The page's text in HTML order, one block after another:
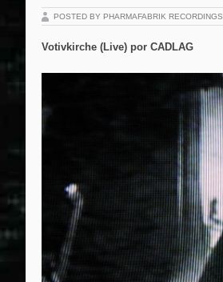
POSTED BY PHARMAFABRIK RECORDINGS
Votivkirche (Live) por CADLAG